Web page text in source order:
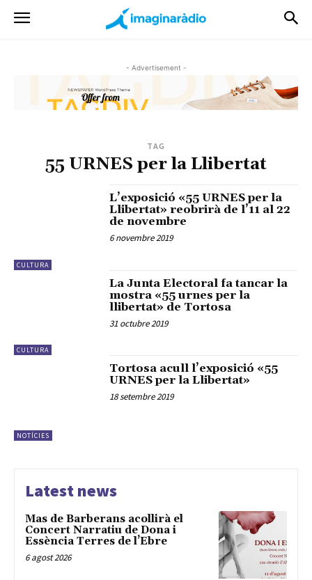
- Advertisement -
TAG
55 URNES per la Llibertat
CULTURA
L’exposició «55 URNES per la
Llibertat» reobrirà de l’11 al 22
de novembre
6 novembre 2019
CULTURA
La Junta Electoral fa tancar la
mostra «55 urnes per la
llibertat» de Tortosa
31 octubre 2019
NOTÍCIES
Tortosa acull l’exposició «55
URNES per la Llibertat»
18 setembre 2019
Latest news
Mas de Barberans acollirà el
Concert Narratiu de Dona i
Essència Terres de l’Ebre
6 agost 2026